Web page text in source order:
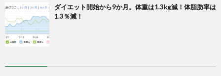
ダイエット開始から9か月。体重は1.3kg減！体脂肪率は
1.3％減！